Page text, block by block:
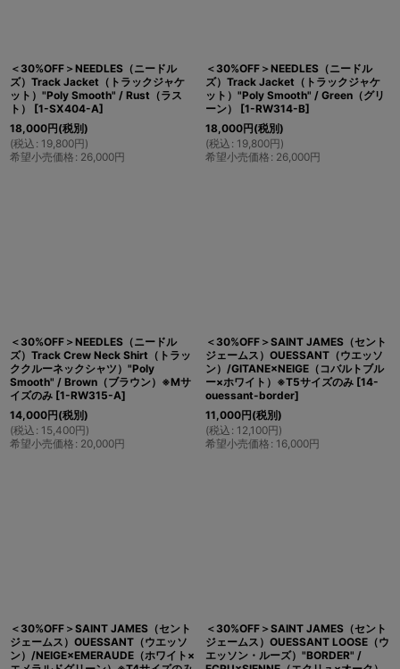
＜30%OFF＞NEEDLES（ニードル
ズ）Track Jacket（トラックジャケ
ット）"Poly Smooth" / Rust（ラス
ト）
[1-SX404-A]
18,000円(税別)
(税込 : 19,800円)
希望小売価格 : 26,000円
＜30%OFF＞NEEDLES（ニードル
ズ）Track Jacket（トラックジャケ
ット）"Poly Smooth" / Green（グリ
ーン）
[1-RW314-B]
18,000円(税別)
(税込 : 19,800円)
希望小売価格 : 26,000円
＜30%OFF＞NEEDLES（ニードル
ズ）Track Crew Neck Shirt（トラッ
ククルーネックシャツ）"Poly
Smooth" / Brown（ブラウン）※Mサ
イズのみ [1-RW315-A]
14,000円(税別)
(税込 : 15,400円)
希望小売価格 : 20,000円
＜30%OFF＞SAINT JAMES（セント
ジェームス）OUESSANT（ウエッソ
ン）/GITANE×NEIGE（コバルトブル
ー×ホワイト）※T5サイズのみ [14-
ouessant-border]
11,000円(税別)
(税込 : 12,100円)
希望小売価格 : 16,000円
＜30%OFF＞SAINT JAMES（セント
ジェームス）OUESSANT（ウエッソ
ン）/NEIGE×EMERAUDE（ホワイト×
＜30%OFF＞SAINT JAMES（セント
ジェームス）OUESSANT LOOSE（ウ
エッソン・ルーズ）"BORDER" /